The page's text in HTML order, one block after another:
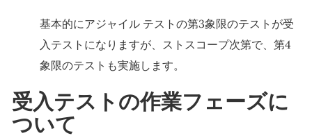
基本的にアジャイル テストの第3象限のテストが受
入テストになりますが、ストスコープ次第で、第4
象限のテストも実施します。
受入テストの作業フェーズに
ついて